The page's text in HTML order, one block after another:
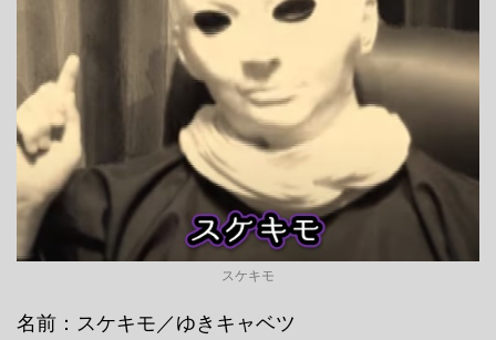
スケキモ
名前：スケキモ／ゆきキャベツ